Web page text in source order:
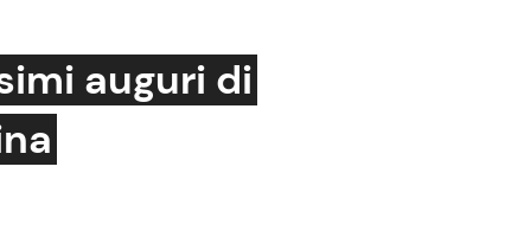
Cucina e Ricette
auguri di